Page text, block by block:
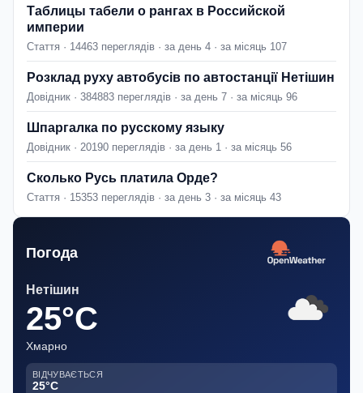
Таблицы табели о рангах в Российской
империи
Стаття · 14463 переглядів · за день 4 · за місяць 107
Розклад руху автобусів по автостанції Нетішин
Довідник · 384883 переглядів · за день 7 · за місяць 96
Шпаргалка по русскому языку
Довідник · 20190 переглядів · за день 1 · за місяць 56
Сколько Русь платила Орде?
Стаття · 15353 переглядів · за день 3 · за місяць 43
Погода
Нетішин
25°C
Хмарно
ВІДЧУВАЄТЬСЯ
25°C